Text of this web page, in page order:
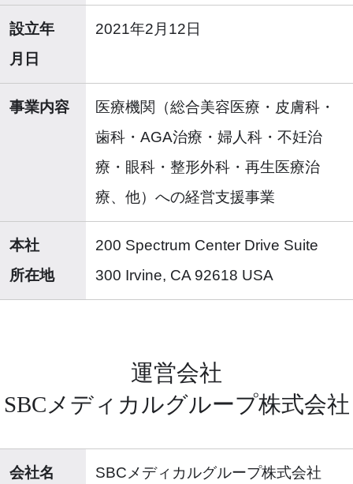
設立年
月日
2021年2月12日
事業内容
医療機関（総合美容医療・皮膚科・
歯科・AGA治療・婦人科・不妊治
療・眼科・整形外科・再生医療治
療、他）への経営支援事業
本社
所在地
200 Spectrum Center Drive Suite
300 Irvine, CA 92618 USA
運営会社
SBCメディカルグループ株式会社
会社名 SBCメディカルグループ株式会社